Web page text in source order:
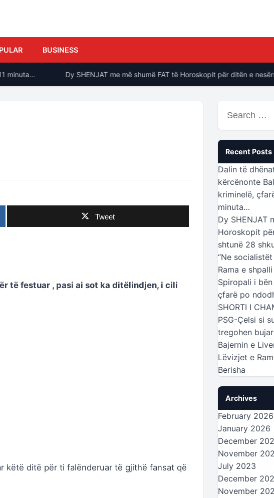
BUSINESS
Dy SHENJAT me më shumë FAT të Horoskopit për ditën e
Tweet
të festuar , pasi ai sot ka ditëlindjen, i cili
këtë ditë për ti falënderuar të gjithë fansat që
for:
Recent Posts
Dalin të
kërcënonte
kriminelë,
minuta…
Dy SHENJAT
Horoskopit
shtunë 28
“Ne
Rama e
Spiropali i
çfarë po
SHORTI I
PSG-Çelsi si
tregohen
Bajernin e
Lëvizjet e
Berisha
Archives
February 2026
January 2026
December
November
July 2023
December
November